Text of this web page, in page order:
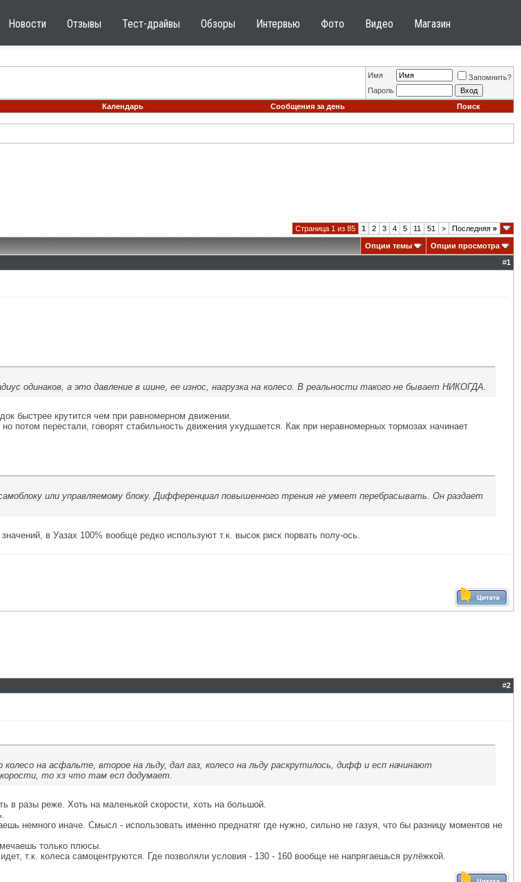
Новости Отзывы Тест-драйвы Обзоры Интервью Фото Видео Магазин
Имя
Запомнить?
Пароль
Календарь Сообщения за день Поиск
Страница 1 из 85 1 2 3 4 5 11 51 > Последняя »
Опции темы
Опции просмотра
#1
одинаков, а это давление в шине, ее износ, нагрузка на колесо. В реальности такого не бывает НИКОГДА.
быстрее крутится чем при равномерном движении.
потом перестали, говорят стабильность движения ухудшается. Как при неравномерных тормозах начинает
или управляемому блоку. Дифференциал повышенного трения не умеет перебрасывать. Он раздает
в Уазах 100% вообще редко используют т.к. высок риск порвать полу-ось.
#2
на асфальте, второе на льду, дал газ, колесо на льду раскрутилось, дифф и есп начинают
то хз что там есп додумает.
в разы реже. Хоть на маленькой скорости, хоть на большой.
немного иначе. Смысл - использовать именно преднатяг где нужно, сильно не газуя, что бы разницу моментов не
только плюсы.
т.к. колеса самоцентруются. Где позволяли условия - 130 - 160 вообще не напрягаешься рулёжкой.